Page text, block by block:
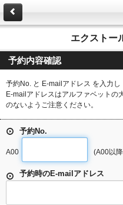
エクストー
予約内容確認
予約No. と E-mailアドレス を入力し
E-mailアドレスはアルファベットの
のないようご注意ください。
予約No.
A00 (A00以
予約時のE-mailアドレス